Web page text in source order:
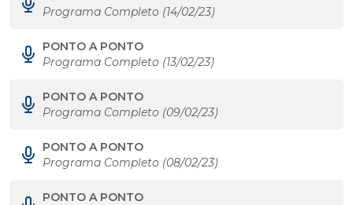
Programa Completo (14/02/23)
PONTO A PONTO
Programa Completo (13/02/23)
PONTO A PONTO
Programa Completo (09/02/23)
PONTO A PONTO
Programa Completo (08/02/23)
PONTO A PONTO